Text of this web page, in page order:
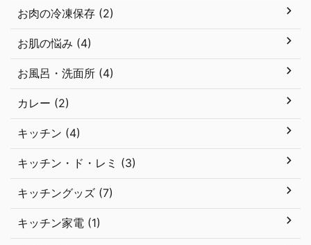
お肉の冷凍保存 (2)
お肌の悩み (4)
お風呂・洗面所 (4)
カレー (2)
キッチン (4)
キッチン・ド・レミ (3)
キッチングッズ (7)
キッチン家電 (1)